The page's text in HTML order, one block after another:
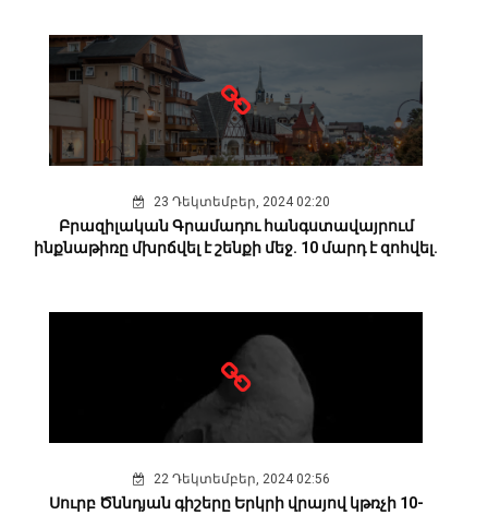
23 Դեկտեմբեր, 2024 02:20
Բրազիլական Գրամադու հանգստավայրում
ինքնաթիռը մխրճվել է շենքի մեջ. 10 մարդ է զոհվել.
22 Դեկտեմբեր, 2024 02:56
Սուրբ Ծննդյան գիշերը Երկրի վրայով կթռչի 10-